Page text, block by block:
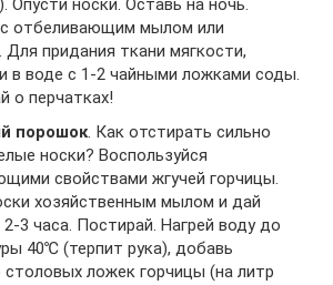
отбеливающим мылом или
придания ткани мягкости,
в воде с 1-2 чайными ложками соды.
о перчатках!
порошок. Как отстирать сильно
носки? Воспользуйся
свойствами жгучей горчицы.
хозяйственным мылом и дай
2-3 часа. Постирай. Нагрей воду до
40℃ (терпит рука), добавь
столовых ложек горчицы (на литр